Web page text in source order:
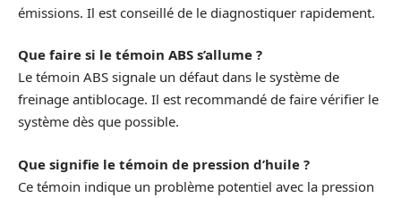
émissions. Il est conseillé de le diagnostiquer rapidement.
Que faire si le témoin ABS s’allume ?
Le témoin ABS signale un défaut dans le système de
freinage antiblocage. Il est recommandé de faire vérifier le
système dès que possible.
Que signifie le témoin de pression d’huile ?
Ce témoin indique un problème potentiel avec la pression